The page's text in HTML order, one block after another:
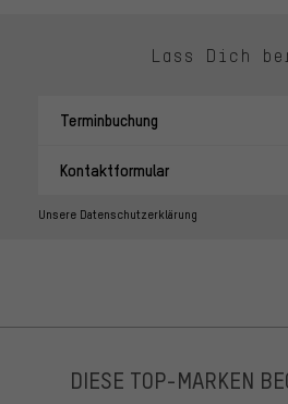
Lass Dich
Terminbuchung
Kontaktformular
Unsere Datenschutzerklärung
DIESE TOP-MARKEN